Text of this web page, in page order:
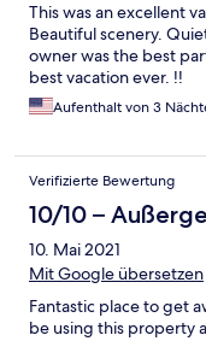
This was an excellent
Beautiful scenery.
owner was the best
best vacation ever. !!
Aufenthalt von 3
Verifizierte Bewertung
10/10 –
10. Mai 2021
Mit Google übersetzen
Fantastic place to get
be using this property